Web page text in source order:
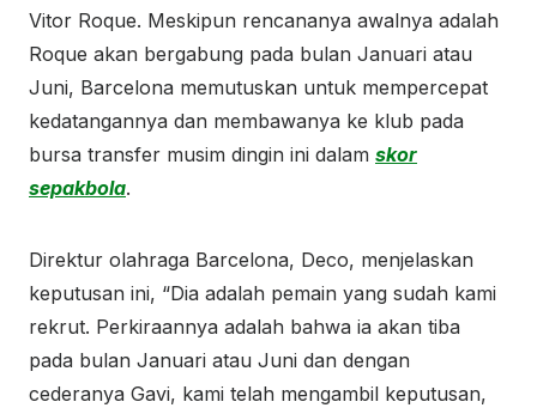
Vitor Roque. Meskipun rencananya awalnya adalah
Roque akan bergabung pada bulan Januari atau
Juni, Barcelona memutuskan untuk mempercepat
kedatangannya dan membawanya ke klub pada
bursa transfer musim dingin ini dalam skor
sepakbola.
Direktur olahraga Barcelona, Deco, menjelaskan
keputusan ini, “Dia adalah pemain yang sudah kami
rekrut. Perkiraannya adalah bahwa ia akan tiba
pada bulan Januari atau Juni dan dengan
cederanya Gavi, kami telah mengambil keputusan,